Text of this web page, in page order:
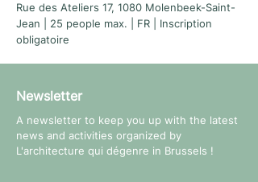
Rue des Ateliers 17, 1080 Molenbeek-Saint-
Jean | 25 people max. | FR | Inscription
obligatoire
Newsletter
A newsletter to keep you up with the latest
news and activities organized by
L'architecture qui dégenre in Brussels !